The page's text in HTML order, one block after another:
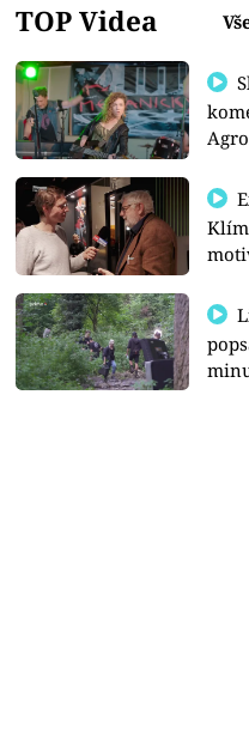
TOP Videa
Sledujte
Exkluzivně: Josef
Linda Rybová